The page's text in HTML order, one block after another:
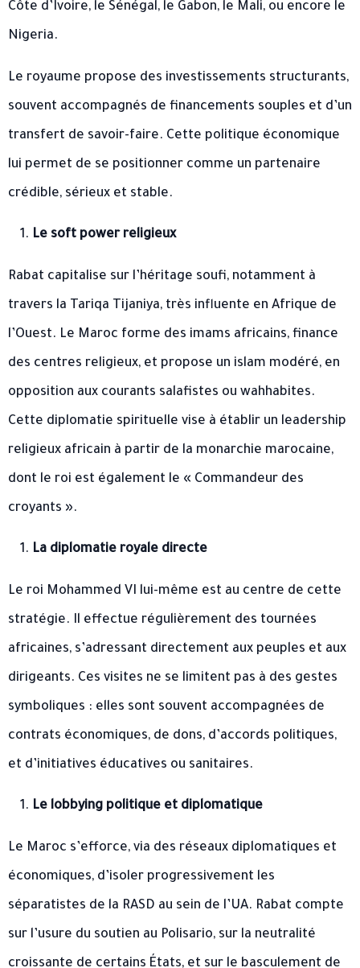
Côte d’Ivoire, le Sénégal, le Gabon, le Mali, ou encore le
Nigeria.
Le royaume propose des investissements structurants,
souvent accompagnés de financements souples et d’un
transfert de savoir-faire. Cette politique économique
lui permet de se positionner comme un partenaire
crédible, sérieux et stable.
Le soft power religieux
Rabat capitalise sur l’héritage soufi, notamment à
travers la Tariqa Tijaniya, très influente en Afrique de
l’Ouest. Le Maroc forme des imams africains, finance
des centres religieux, et propose un islam modéré, en
opposition aux courants salafistes ou wahhabites.
Cette diplomatie spirituelle vise à établir un leadership
religieux africain à partir de la monarchie marocaine,
dont le roi est également le « Commandeur des
croyants ».
La diplomatie royale directe
Le roi Mohammed VI lui-même est au centre de cette
stratégie. Il effectue régulièrement des tournées
africaines, s’adressant directement aux peuples et aux
dirigeants. Ces visites ne se limitent pas à des gestes
symboliques : elles sont souvent accompagnées de
contrats économiques, de dons, d’accords politiques,
et d’initiatives éducatives ou sanitaires.
Le lobbying politique et diplomatique
Le Maroc s’efforce, via des réseaux diplomatiques et
économiques, d’isoler progressivement les
séparatistes de la RASD au sein de l’UA. Rabat compte
sur l’usure du soutien au Polisario, sur la neutralité
croissante de certains États, et sur le basculement de